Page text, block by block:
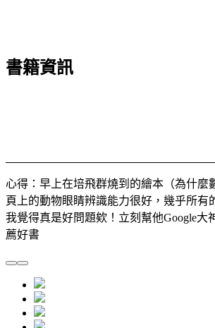
書籍資訊
心得：早上在培飛群燒到的繪本（為什
頁上的動物眼睛辨識能力很好，幾乎所
我覺得真是好問題欸！立刻幫他Google
薦好書